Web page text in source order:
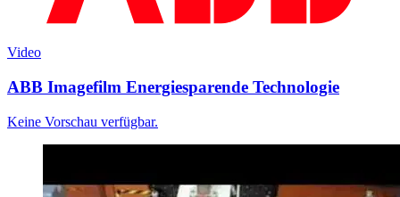
Video
ABB Imagefilm Energiesparende Technologie
Keine Vorschau verfügbar.